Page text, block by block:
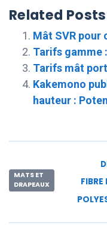
Related
Mât SVR pour
Tarifs gamme
Tarifs mât
Kakemono
hauteur :
MATS ET
DRAPEAUX
FIBRE